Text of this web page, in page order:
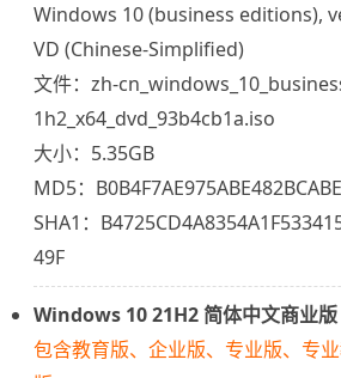
Windows 10 (business editions),
VD (Chinese-Simplified)
文件：zh-
1h2_x64_dvd_93b4cb1a.iso
大小：5.35GB
MD5：
SHA1：
49F
Windows 10 21H2 简体中文商业版
包含教育版、企业版、专业版、专